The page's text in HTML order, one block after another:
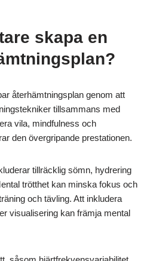
mentala tillstånd genom EEG-
dessa data för att
föreslå återhämtningsstrategier.